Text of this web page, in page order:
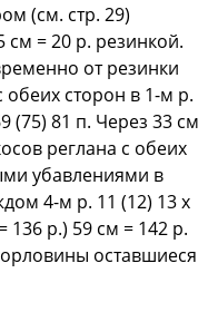
(см. стр. 29)
см = 20 р. резинкой.
от резинки
сторон в 1-м р.
(75) 81 п. Через 33 см
реглана с обеих
убавлениями в
4-м р. 11 (12) 13 х
136 р.) 59 см = 142 р.
оставшиеся